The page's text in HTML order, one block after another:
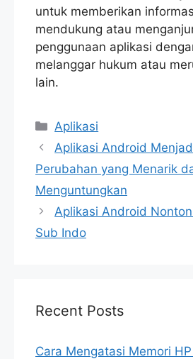
untuk memberikan
mendukung atau
penggunaan aplikasi
melanggar hukum atau
lain.
Categories
Aplikasi
Aplikasi Android
Perubahan yang Menarik
Menguntungkan
Aplikasi Android
Sub Indo
Recent Posts
Cara Mengatasi Memori